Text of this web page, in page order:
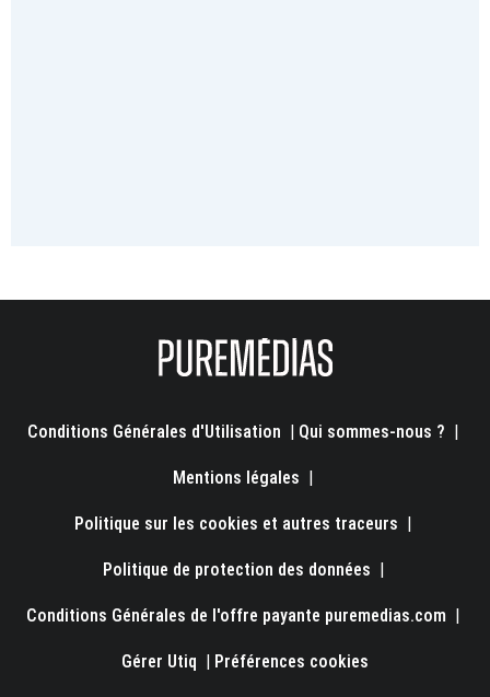
Conditions Générales d'Utilisation Qui sommes-nous ?
Mentions légales
Politique sur les cookies et autres traceurs
Politique de protection des données
Conditions Générales de l'offre payante puremedias.com
Gérer Utiq Préférences cookies